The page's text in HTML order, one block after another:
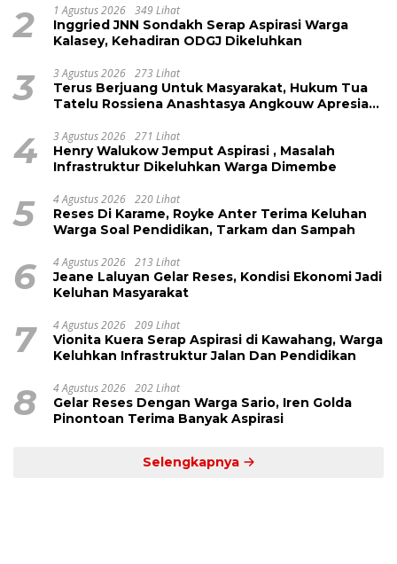
2 1 Agustus 2026 349 Lihat
Inggried JNN Sondakh Serap Aspirasi Warga
Kalasey, Kehadiran ODGJ Dikeluhkan
3 3 Agustus 2026 273 Lihat
Terus Berjuang Untuk Masyarakat, Hukum Tua
Tatelu Rossiena Anashtasya Angkouw Apresiasi
4 3 Agustus 2026 271 Lihat
Henry Walukow Jemput Aspirasi , Masalah
Infrastruktur Dikeluhkan Warga Dimembe
5 4 Agustus 2026 220 Lihat
Reses Di Karame, Royke Anter Terima Keluhan
Warga Soal Pendidikan, Tarkam dan Sampah
6 4 Agustus 2026 213 Lihat
Jeane Laluyan Gelar Reses, Kondisi Ekonomi Jadi
Keluhan Masyarakat
7 4 Agustus 2026 209 Lihat
Vionita Kuera Serap Aspirasi di Kawahang, Warga
Keluhkan Infrastruktur Jalan Dan Pendidikan
8 4 Agustus 2026 202 Lihat
Gelar Reses Dengan Warga Sario, Iren Golda
Pinontoan Terima Banyak Aspirasi
Selengkapnya